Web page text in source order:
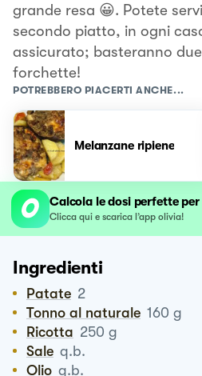
grande resa 😀. Potete
secondo piatto, in ogni
assicurato; basteranno
forchette!
POTREBBERO PIACERTI ANCHE...
Melanzane ripiene
Calcola le dosi perfette
Clicca qui e scarica l’app olivia!
Ingredienti
Patate 2
Tonno al naturale 160 g
Ricotta 250 g
Sale q.b.
Olio q.b.